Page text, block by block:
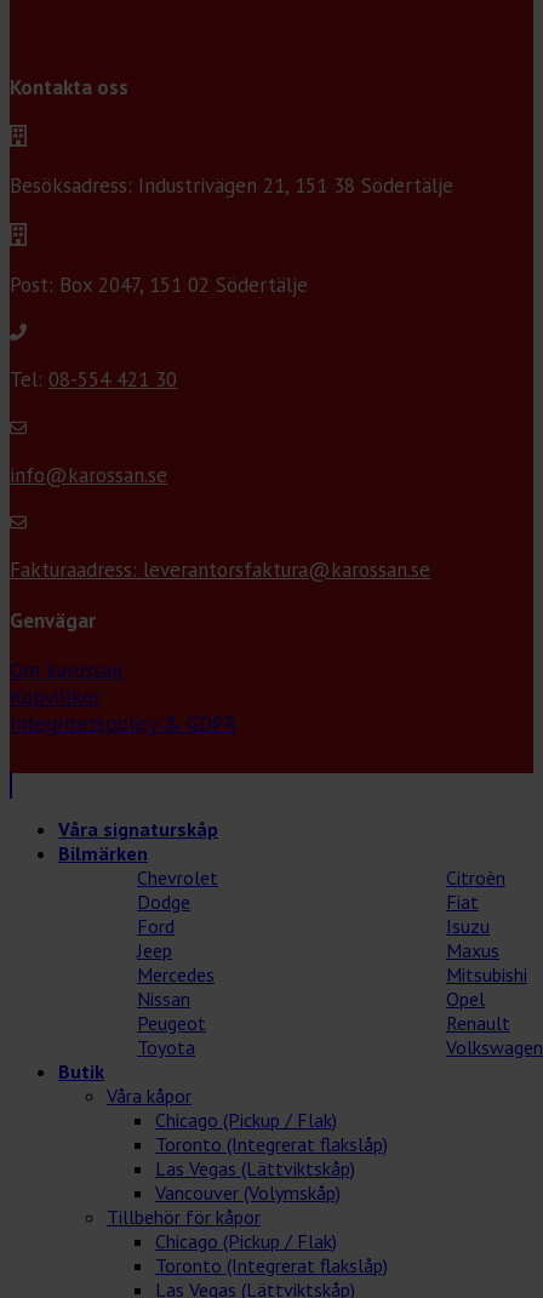
Kontakta oss
Besöksadress: Industrivägen 21, 151 38 Södertälje
Post: Box 2047, 151 02 Södertälje
Tel: 08-554 421 30
info@karossan.se
Fakturaadress: leverantorsfaktura@karossan.se
Genvägar
Om karossan
Köpvillkor
Integritetspolicy & GDPR
Våra signaturskåp
Bilmärken
Chevrolet
Citroèn
Dodge
Fiat
Ford
Isuzu
Jeep
Maxus
Mercedes
Mitsubishi
Nissan
Opel
Peugeot
Renault
Toyota
Volkswagen
Butik
Våra kåpor
Chicago (Pickup / Flak)
Toronto (Integrerat flakslåp)
Las Vegas (Lättviktskåp)
Vancouver (Volymskåp)
Tillbehör för kåpor
Chicago (Pickup / Flak)
Toronto (Integrerat flakslåp)
Las Vegas (Lättviktskåp)